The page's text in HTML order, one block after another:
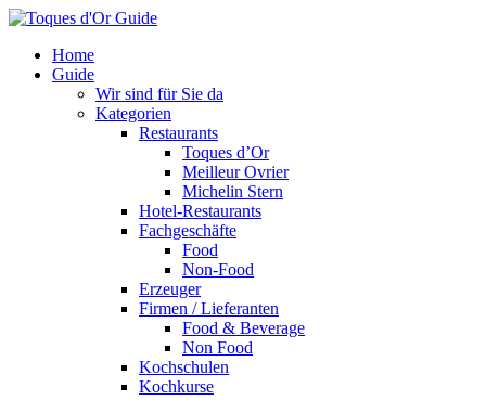
Home
Guide
Wir sind für Sie da
Kategorien
Restaurants
Toques d’Or
Meilleur Ovrier
Michelin Stern
Hotel-Restaurants
Fachgeschäfte
Food
Non-Food
Erzeuger
Firmen / Lieferanten
Food & Beverage
Non Food
Kochschulen
Kochkurse